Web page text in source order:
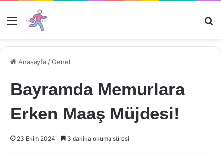
Menü
Anasayfa /Genel
Bayramda Memurlara
Erken Maaş Müjdesi!
23 Ekim 2024 3 dakika okuma süresi